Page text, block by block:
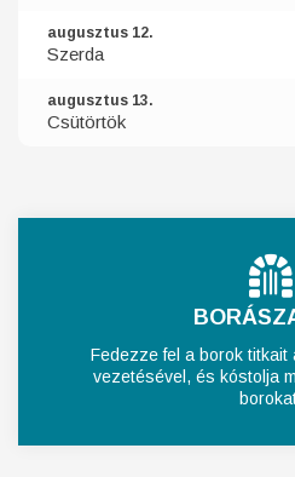
augusztus 12.
Szerda
augusztus 13.
Csütörtök
Fedezze fel a borok titkait
vezetésével, és kóstolja